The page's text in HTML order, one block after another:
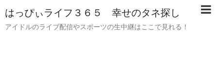
はっぴぃライフ３６５ 幸せのタネ探し
アイドルのライブ配信やスポーツの生中継はここで見れる！